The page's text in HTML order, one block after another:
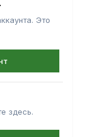
Это
здесь.